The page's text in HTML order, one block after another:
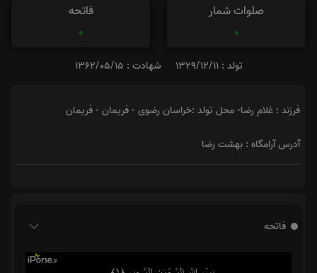
صلوات شمار
0
فاتحه
0
تولد : 1329/12/11 شهادت : 1362/05/15
فرزند : غلام رضا- محل تولد :خراسان رضوی - فریمان - فریمان
آدرس آرامگاه : بهشت رضا
فاتحه